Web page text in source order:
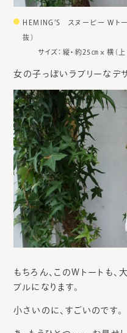
HEMING’S スヌーピー Wト
抜）
サイズ：縦・約25㎝ｘ横（上
女の子っぽいラブリーなデザ
もちろん、このWトートも、
ブルになります。
小さいのに、すごいのです。